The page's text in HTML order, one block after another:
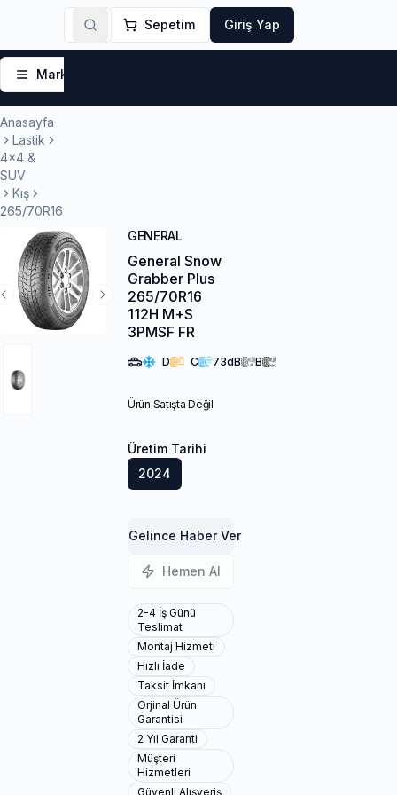
Sepetim Giriş Yap
Markalar
Anasayfa
Lastik
4x4 &
SUV
Kış
265/70R16
Next Slide
Previous Slide
GENERAL
General Snow
Grabber Plus
265/70R16
112H M+S
3PMSF FR
D C 73dB B
Ürün Satışta Değil
Üretim Tarihi
2024
Gelince Haber Ver
Hemen Al
2-4 İş Günü
Teslimat
Montaj Hizmeti
Hızlı İade
Taksit İmkanı
Orjinal Ürün
Garantisi
2 Yıl Garanti
Müşteri
Hizmetleri
Güvenli Alışveriş